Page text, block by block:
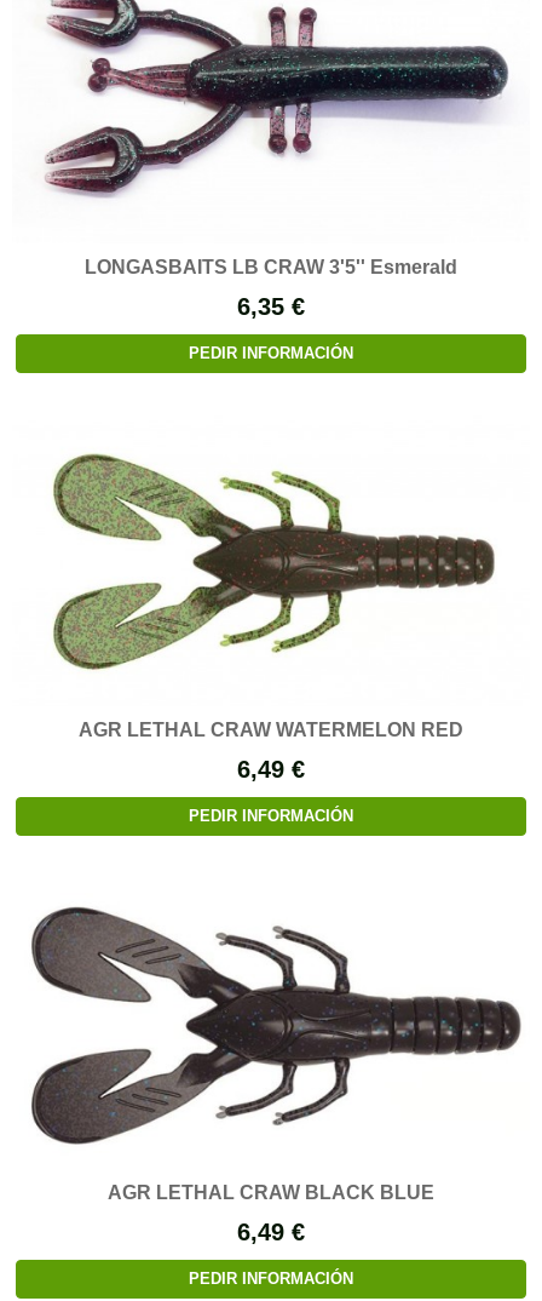
LONGASBAITS LB CRAW 3'5'' Esmerald
6,35 €
PEDIR INFORMACIÓN
AGR LETHAL CRAW WATERMELON RED
6,49 €
PEDIR INFORMACIÓN
AGR LETHAL CRAW BLACK BLUE
6,49 €
PEDIR INFORMACIÓN